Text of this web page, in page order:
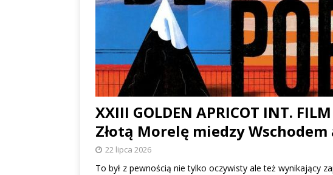
XXIII GOLDEN APRICOT INT.
Złotą Morelę miedzy Wschodem
22 lipca 2026
To był z pewnością nie tylko oczywisty ale też wynikający